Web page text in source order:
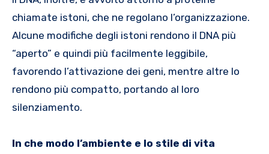
chiamate istoni, che ne regolano l’organizzazione.
Alcune modifiche degli istoni rendono il DNA più
“aperto” e quindi più facilmente leggibile,
favorendo l’attivazione dei geni, mentre altre lo
rendono più compatto, portando al loro
silenziamento.
In che modo l’ambiente e lo stile di vita